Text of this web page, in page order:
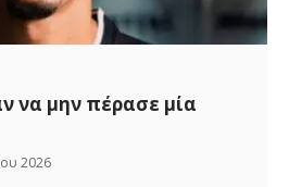
να μην πέρασε μία
2026